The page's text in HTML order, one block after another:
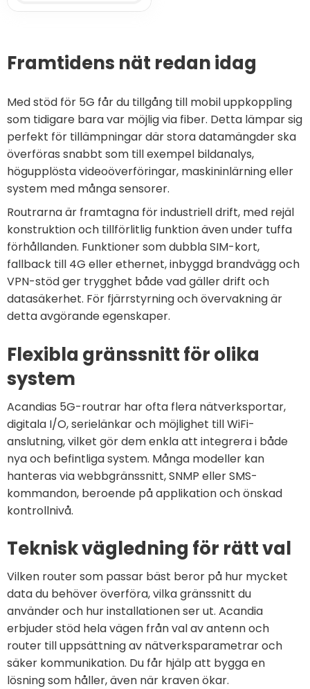
Framtidens nät redan idag
Med stöd för 5G får du tillgång till mobil uppkoppling
som tidigare bara var möjlig via fiber. Detta lämpar sig
perfekt för tillämpningar där stora datamängder ska
överföras snabbt som till exempel bildanalys,
högupplösta videoöverföringar, maskininlärning eller
system med många sensorer.
Routrarna är framtagna för industriell drift, med rejäl
konstruktion och tillförlitlig funktion även under tuffa
förhållanden. Funktioner som dubbla SIM-kort,
fallback till 4G eller ethernet, inbyggd brandvägg och
VPN-stöd ger trygghet både vad gäller drift och
datasäkerhet. För fjärrstyrning och övervakning är
detta avgörande egenskaper.
Flexibla gränssnitt för olika
system
Acandias 5G-routrar har ofta flera nätverksportar,
digitala I/O, serielänkar och möjlighet till WiFi-
anslutning, vilket gör dem enkla att integrera i både
nya och befintliga system. Många modeller kan
hanteras via webbgränssnitt, SNMP eller SMS-
kommandon, beroende på applikation och önskad
kontrollnivå.
Teknisk vägledning för rätt val
Vilken router som passar bäst beror på hur mycket
data du behöver överföra, vilka gränssnitt du
använder och hur installationen ser ut. Acandia
erbjuder stöd hela vägen från val av antenn och
router till uppsättning av nätverksparametrar och
säker kommunikation. Du får hjälp att bygga en
lösning som håller, även när kraven ökar.